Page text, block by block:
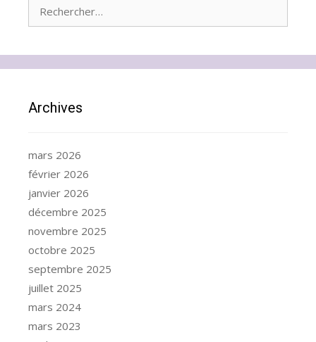
Archives
mars 2026
février 2026
janvier 2026
décembre 2025
novembre 2025
octobre 2025
septembre 2025
juillet 2025
mars 2024
mars 2023